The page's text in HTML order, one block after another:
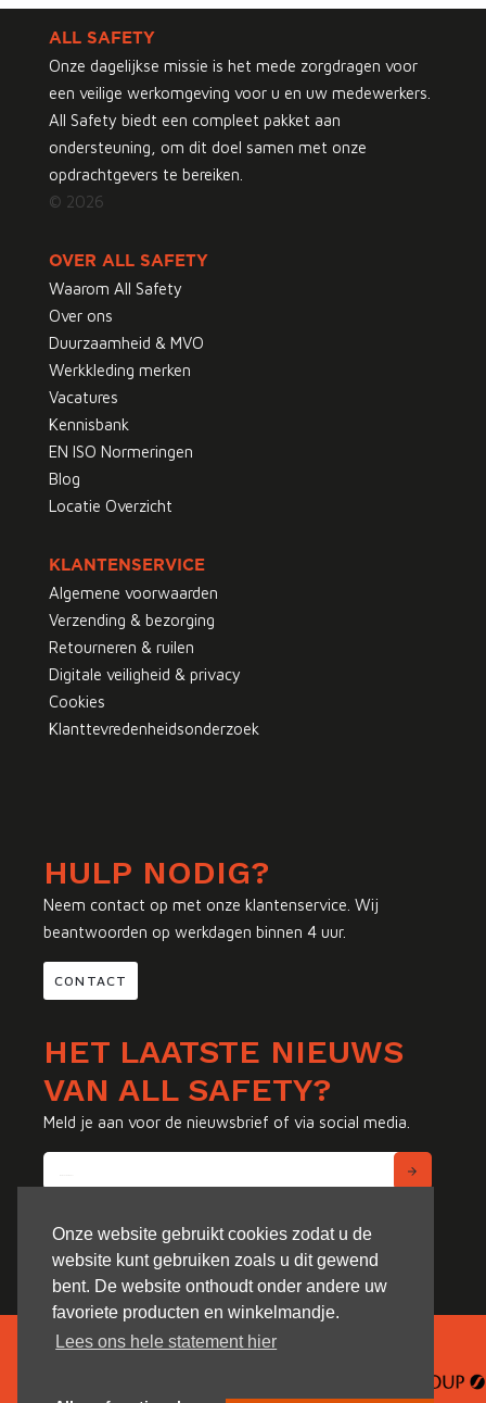
Onze website gebruikt cookies zodat u de
website kunt gebruiken zoals u dit gewend
bent. De website onthoudt onder andere uw
favoriete producten en winkelmandje.
Lees ons hele statement hier
ALL SAFETY
Onze dagelijkse missie is het mede zorgdragen voor
een veilige werkomgeving voor u en uw medewerkers.
All Safety biedt een compleet pakket aan
ondersteuning, om dit doel samen met onze
opdrachtgevers te bereiken.
© 2026
OVER ALL SAFETY
Waarom All Safety
Over ons
Duurzaamheid & MVO
Werkkleding merken
Vacatures
Kennisbank
EN ISO Normeringen
Blog
Locatie Overzicht
KLANTENSERVICE
Algemene voorwaarden
Verzending & bezorging
Retourneren & ruilen
Digitale veiligheid & privacy
Cookies
Klanttevredenheidsonderzoek
HULP NODIG?
Neem contact op met onze klantenservice. Wij
beantwoorden op werkdagen binnen 4 uur.
CONTACT
HET LAATSTE NIEUWS
VAN ALL SAFETY?
Meld je aan voor de nieuwsbrief of via social media.